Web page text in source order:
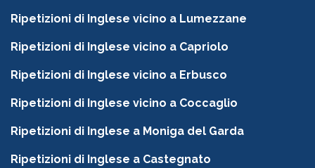
Ripetizioni di Inglese vicino a Lumezzane
Ripetizioni di Inglese vicino a Capriolo
Ripetizioni di Inglese vicino a Erbusco
Ripetizioni di Inglese vicino a Coccaglio
Ripetizioni di Inglese a Moniga del Garda
Ripetizioni di Inglese a Castegnato